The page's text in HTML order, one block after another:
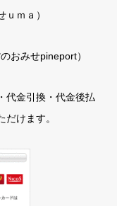
ｍａ）
おみせpineport）
代金引換・代金後払
けます。